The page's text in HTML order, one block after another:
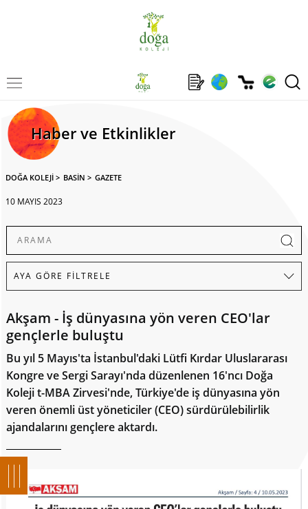
Haber ve Etkinlikler
DOĞA KOLEJİ > BASİN > GAZETE
10 MAYIS 2023
Akşam - İş dünyasına yön veren CEO'lar
gençlerle buluştu
Bu yıl 5 Mayıs'ta İstanbul'daki Lütfi Kırdar Uluslararası
Kongre ve Sergi Sarayı'nda düzenlenen 16'ncı Doğa
Koleji t-MBA Zirvesi'nde, Türkiye'de iş dünyasına yön
veren önemli üst yöneticiler (CEO) sürdürülebilirlik
ajandalarını gençlere aktardı.